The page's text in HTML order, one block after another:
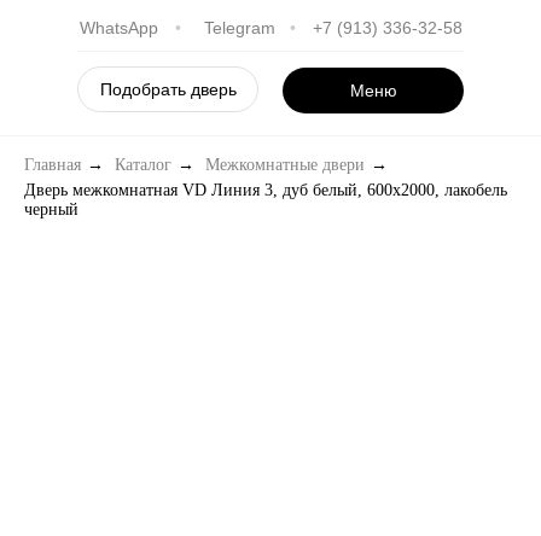
WhatsApp •
Telegram
• +7 (913) 336-32-58
Подобрать дверь Меню
Главная → Каталог → Межкомнатные двери →
Дверь межкомнатная VD Линия 3, дуб белый, 600х2000, лакобель
черный